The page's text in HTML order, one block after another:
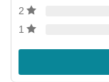
Yêu cầu bảo
Tất cả các bộ
2
1